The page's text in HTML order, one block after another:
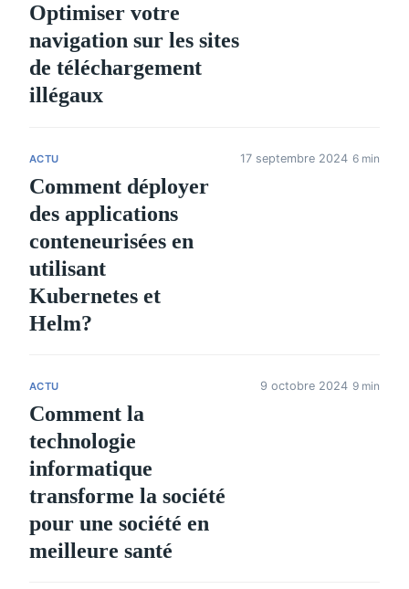
Optimiser votre
navigation sur les sites
de téléchargement
illégaux
ACTU
Comment déployer
des applications
conteneurisées en
utilisant
Kubernetes et
Helm?
17 septembre 2024 6 min
ACTU
Comment la
technologie
informatique
transforme la société
pour une société en
meilleure santé
9 octobre 2024 9 min